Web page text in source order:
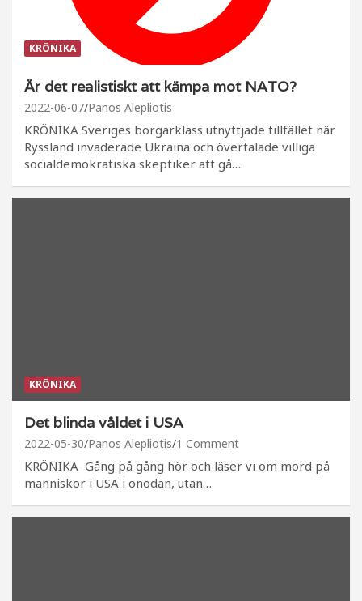
KRÖNIKA
Är det realistiskt att kämpa mot NATO?
2022-06-07 Panos Alepliotis
KRÖNIKA Sveriges borgarklass utnyttjade tillfället när
Ryssland invaderade Ukraina och övertalade villiga
socialdemokratiska skeptiker att gå…
KRÖNIKA
Det blinda våldet i USA
2022-05-30 Panos Alepliotis 1 Comment
KRÖNIKA Gång på gång hör och läser vi om mord på
människor i USA i onödan, utan…